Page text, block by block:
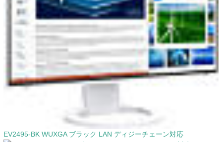
EV2495-BK WUXGA ブラック LAN ディジーチェーン対応